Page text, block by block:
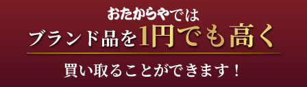
では
ブランド品を1円でも高く
買い取ることができます！